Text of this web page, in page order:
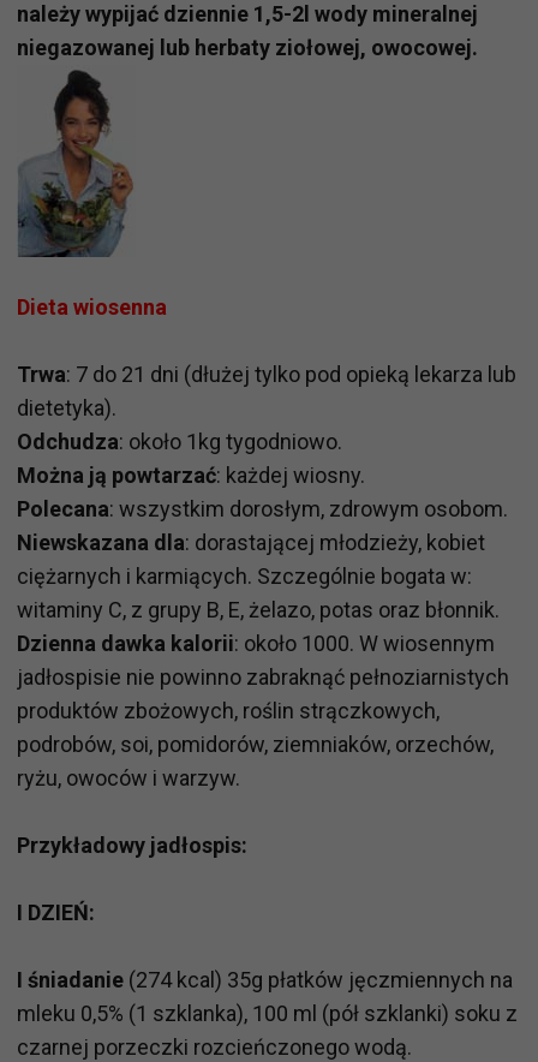
należy wypijać dziennie 1,5-2l wody mineralnej
niegazowanej lub herbaty ziołowej, owocowej.
Dieta wiosenna
Trwa: 7 do 21 dni (dłużej tylko pod opieką lekarza lub
dietetyka).
Odchudza: około 1kg tygodniowo.
Można ją powtarzać: każdej wiosny.
Polecana: wszystkim dorosłym, zdrowym osobom.
Niewskazana dla: dorastającej młodzieży, kobiet
ciężarnych i karmiących. Szczególnie bogata w:
witaminy C, z grupy B, E, żelazo, potas oraz błonnik.
Dzienna dawka kalorii: około 1000. W wiosennym
jadłospisie nie powinno zabraknąć pełnoziarnistych
produktów zbożowych, roślin strączkowych,
podrobów, soi, pomidorów, ziemniaków, orzechów,
ryżu, owoców i warzyw.
Przykładowy jadłospis:
I DZIEŃ:
I śniadanie (274 kcal) 35g płatków jęczmiennych na
mleku 0,5% (1 szklanka), 100 ml (pół szklanki) soku z
czarnej porzeczki rozcieńczonego wodą.